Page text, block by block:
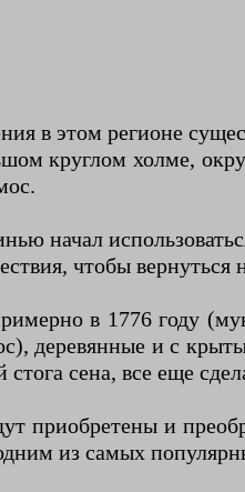
в этом регионе
круглом холме,
начал
чтобы
в 1776 году
деревянные и с
сена, все еще
приобретены и
из самых